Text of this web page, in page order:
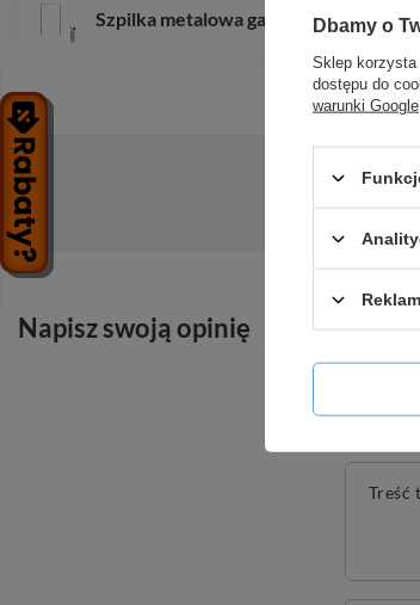
Szpilka metalowa galwanizowana w
Napisz swoją opinię
Treść
Dbamy o
Sklep korzysta
dostępu do
warunki Google